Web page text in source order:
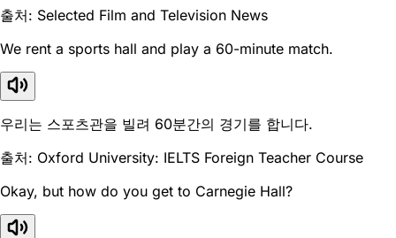
출처: Selected Film and Television News
We rent a sports hall and play a 60-minute match.
우리는 스포츠관을 빌려 60분간의 경기를 합니다.
출처: Oxford University: IELTS Foreign Teacher Course
Okay, but how do you get to Carnegie Hall?